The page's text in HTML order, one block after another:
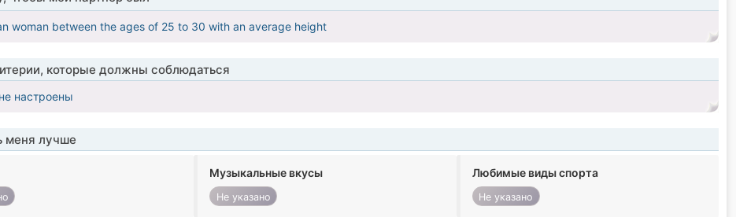
woman between the ages of 25 to 30 with an average height
которые должны соблюдаться
настроены
меня лучше
Музыкальные вкусы
Не указано
Любимые виды спорта
Не указано